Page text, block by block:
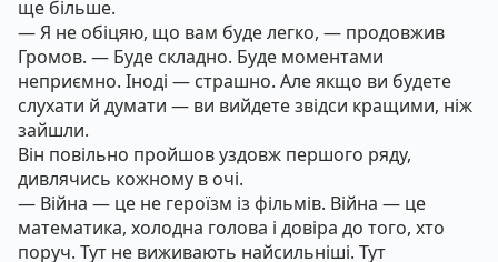
ще більше.
— Я не обіцяю, що вам буде легко, — продовжив
Громов. — Буде складно. Буде моментами
неприємно. Іноді — страшно. Але якщо ви будете
слухати й думати — ви вийдете звідси кращими, ніж
зайшли.
Він повільно пройшов уздовж першого ряду,
дивлячись кожному в очі.
— Війна — це не героїзм із фільмів. Війна — це
математика, холодна голова і довіра до того, хто
поруч. Тут не виживають найсильніші. Тут